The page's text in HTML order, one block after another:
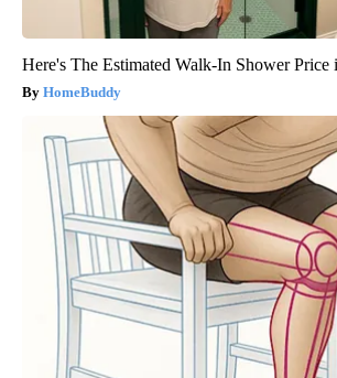
Here's The Estimated Walk-In Shower Price
HomeBuddy